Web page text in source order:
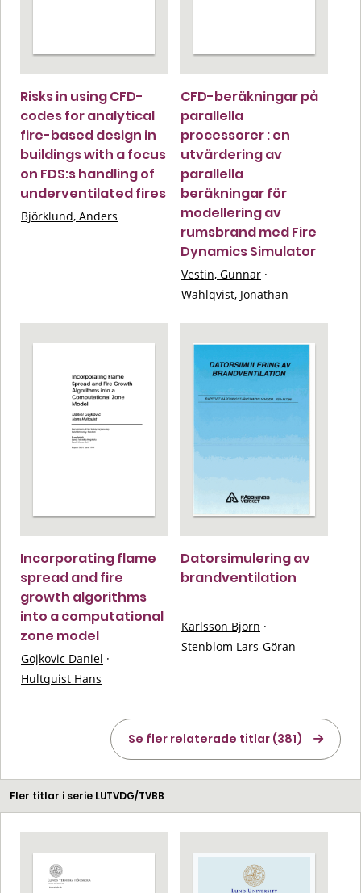
Risks in using CFD-
codes for analytical
fire-based design in
buildings with a focus
on FDS:s handling of
underventilated fires
Björklund, Anders
CFD-beräkningar på
parallella
processorer : en
utvärdering av
parallella
beräkningar för
modellering av
rumsbrand med Fire
Dynamics Simulator
Vestin, Gunnar ·
Wahlqvist, Jonathan
Incorporating flame
spread and fire
growth algorithms
into a computational
zone model
Gojkovic Daniel ·
Hultquist Hans
Datorsimulering av
brandventilation
Karlsson Björn ·
Stenblom Lars-Göran
Se fler relaterade titlar (381)
Fler titlar i serie LUTVDG/TVBB